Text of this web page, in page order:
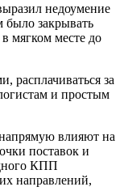
недоумение
было закрывать
мягком месте до
расплачиваться за
и простым
влияют на
поставок и
КПП
направлений,